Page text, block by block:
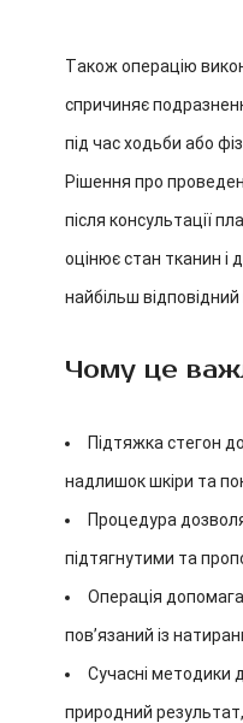
Також операцію
спричиняє
під час ходьби або
Рішення про
після консультації
оцінює стан тканин і
найбільш відповідний
Чому це
Підтяжка стегон
надлишок шкіри та
Процедура
підтягнутими та
Операція
пов’язаний із
Сучасні методики
природний